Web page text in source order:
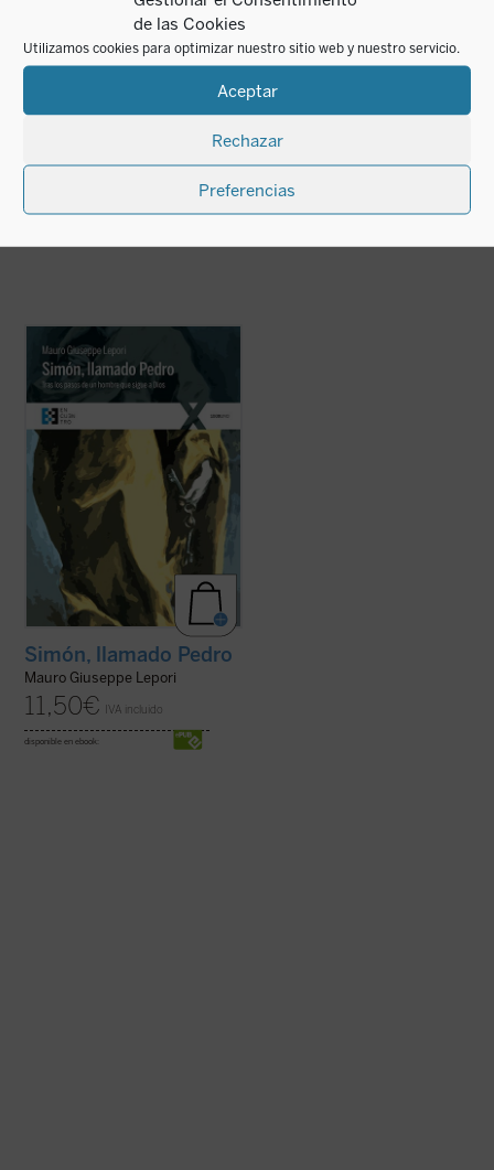
de las Cookies
Utilizamos cookies para optimizar nuestro sitio web y nuestro servicio.
Aceptar
Rechazar
Preferencias
YOUCAT Biblia
12,50€ IVA incluido
¿Qué es el hombre
para que te acuerdes
de él?
16,50
sencilla, profunda y apasionada de la vida
de san Pedro desde que conoció a Jesús y,
dejándolo todo, lo siguió, hasta su último
Lepori nos ...
Simón, llamado Pedro
Mauro Giuseppe Lepori
11,50€ IVA incluido
disponible en ebook: